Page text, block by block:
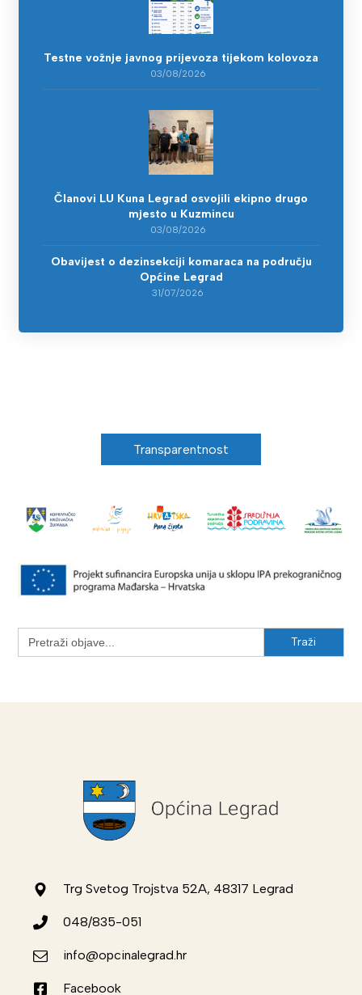
Testne vožnje javnog prijevoza tijekom kolovoza
03/08/2026
Članovi LU Kuna Legrad osvojili ekipno drugo
mjesto u Kuzmincu
03/08/2026
Obavijest o dezinsekciji komaraca na području
Općine Legrad
31/07/2026
Transparentnost
Search
for:
Trg Svetog Trojstva 52A, 48317 Legrad
048/835-051
info@opcinalegrad.hr
Facebook